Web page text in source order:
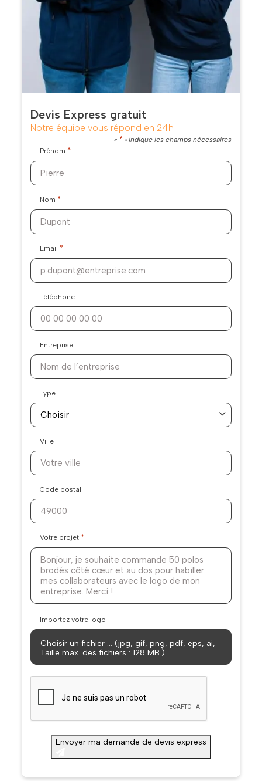
Devis Express gratuit
Notre équipe vous répond en 24h
« *» indique les champs nécessaires
Prénom *
Nom *
Email *
Téléphone
Entreprise
Type
Ville
Code postal
Votre projet *
Importez votre logo
Choisir un fichier … (jpg, gif, png, pdf, eps, ai,
Taille max. des fichiers : 128 MB.)
CAPTCHA
Envoyer ma demande de devis express